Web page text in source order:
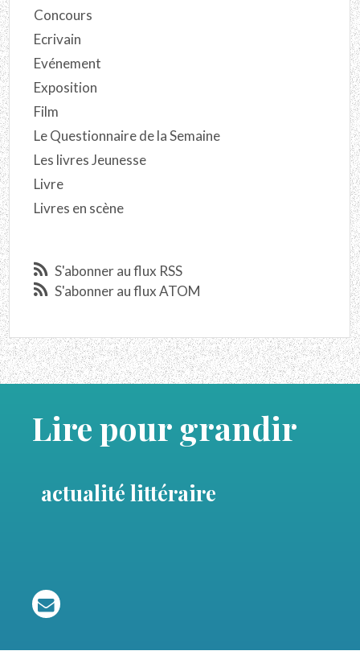
Concours
Ecrivain
Evénement
Exposition
Film
Le Questionnaire de la Semaine
Les livres Jeunesse
Livre
Livres en scène
S'abonner au flux RSS
S'abonner au flux ATOM
Lire pour grandir
actualité littéraire